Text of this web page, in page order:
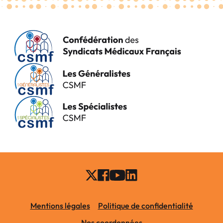
Mentions légales
Politique de confidentialité